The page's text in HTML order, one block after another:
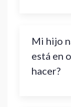
Mi hijo
está en
hacer?